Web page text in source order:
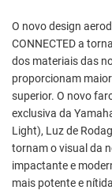
O novo design
CONNECTED a
dos materiais das
proporcionam
superior. O novo
exclusiva da
Light), Luz de
tornam o visual da
impactante e
mais potente e